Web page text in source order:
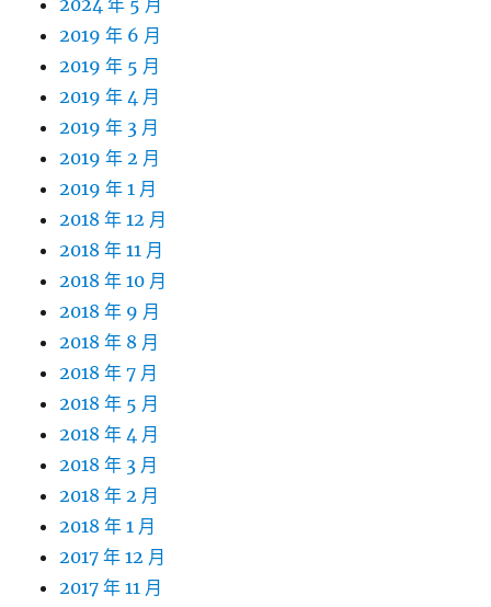
2024 年 5 月
2019 年 6 月
2019 年 5 月
2019 年 4 月
2019 年 3 月
2019 年 2 月
2019 年 1 月
2018 年 12 月
2018 年 11 月
2018 年 10 月
2018 年 9 月
2018 年 8 月
2018 年 7 月
2018 年 5 月
2018 年 4 月
2018 年 3 月
2018 年 2 月
2018 年 1 月
2017 年 12 月
2017 年 11 月